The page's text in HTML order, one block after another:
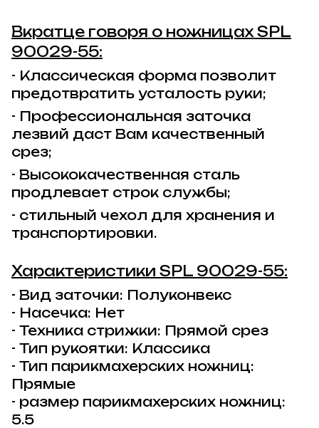
Вкратце говоря о ножницах SPL
90029-55:
- Классическая форма позволит
предотвратить усталость руки;
- Профессиональная заточка
лезвий даст Вам качественный
срез;
- Высококачественная сталь
продлевает строк службы;
- стильный чехол для хранения и
транспортировки.
Характеристики SPL 90029-55:
- Вид заточки: Полуконвекс
- Насечка: Нет
- Техника стрижки: Прямой срез
- Тип рукоятки: Классика
- Тип парикмахерских ножниц:
Прямые
- размер парикмахерских ножниц:
5.5